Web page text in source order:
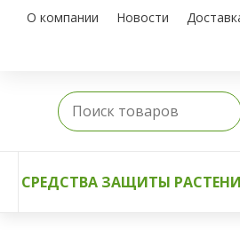
О компании Новости
СРЕДСТВА ЗАЩИТЫ